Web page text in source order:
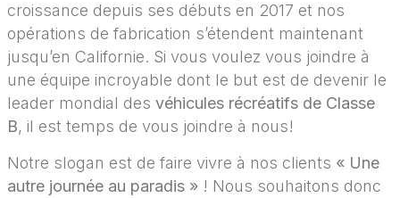
croissance depuis ses débuts en 2017 et nos
opérations de fabrication s’étendent maintenant
jusqu’en Californie. Si vous voulez vous joindre à
une équipe incroyable dont le but est de devenir le
leader mondial des véhicules récréatifs de Classe
B, il est temps de vous joindre à nous!
Notre slogan est de faire vivre à nos clients « Une
autre journée au paradis » ! Nous souhaitons donc